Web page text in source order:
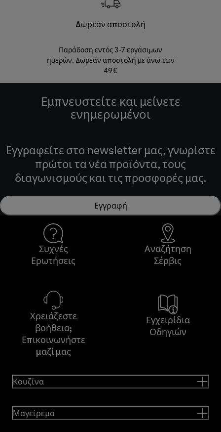
Δωρεάν αποστολή
Παράδοση εντός 3-7 εργάσιμων
ημερών. Δωρεάν αποστολή με άνω των
49€
Εμπνευστείτε και μείνετε
ενημερωμένοι
Εγγραφείτε στο newsletter μας, γνωρίστε
πρώτοι τα νέα προϊόντα, τους
διαγωνισμούς και τις προσφορές μας.
Εγγραφή
Συχνές
Ερωτήσεις
Αναζήτηση
Σέρβις
Χρειάζεστε
βοήθεια;
Επικοινωνήστε
μαζί μας
Εγχειρίδια
Οδηγιών
Κουζίνα
Μαγείρεμα